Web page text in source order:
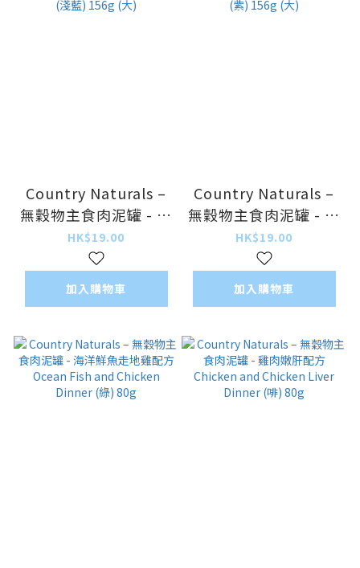
Country Naturals –
無穀物主食肉泥罐 - 鯖
魚沙甸配方 Mackerel
and Sardine Dinner
(淺藍) 156g (大)
HK$19.00
加入購物車
Country Naturals –
無穀物主食肉泥罐 - 沙
甸魚深海魚配方
Sardine and Ocean
Fish Dinner (紫)
156g (大)
HK$19.00
加入購物車